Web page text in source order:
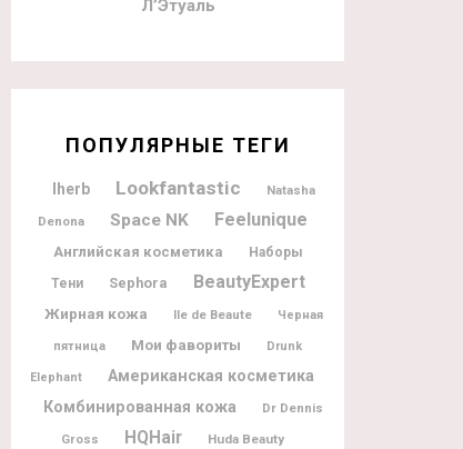
Л’Этуаль
ПОПУЛЯРНЫЕ ТЕГИ
Iherb Lookfantastic
Natasha
Denona
Space NK Feelunique
Английская косметика
Наборы
Тени
Sephora BeautyExpert
Жирная кожа Ile de Beaute Черная
пятница Мои фавориты Drunk
Elephant
Американская косметика
Комбинированная кожа
Dr Dennis
Gross
HQHair Huda Beauty